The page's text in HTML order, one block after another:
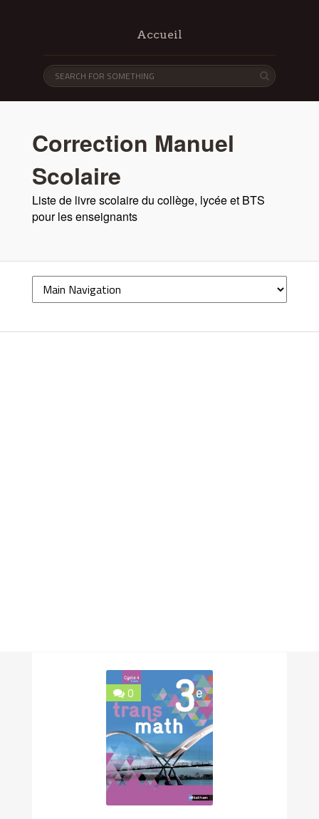
Accueil
Correction Manuel
Scolaire
Liste de livre scolaire du collège, lycée et BTS
pour les enseignants
0